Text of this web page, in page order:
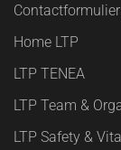
Home LTP
LTP TENEA
LTP Team &
LTP Safety &